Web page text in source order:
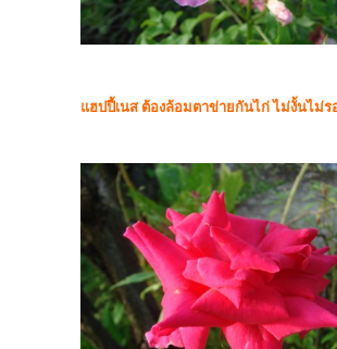
แฮปปี้เนส ต้องล้อมตาข่ายกันไก่ ไม่งั้นไม่ร